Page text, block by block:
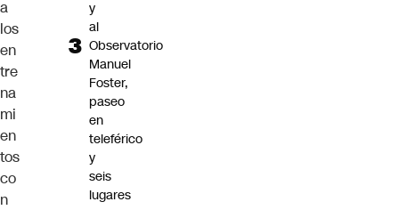
a
los
en
tre
na
mi
en
tos
co
n
y
al
Observatorio
Manuel
Foster,
paseo
en
teleférico
y
seis
lugares